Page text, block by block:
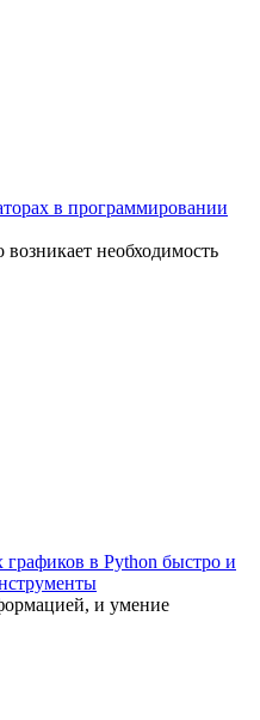
в программировании
необходимость
в Python быстро и
и умение